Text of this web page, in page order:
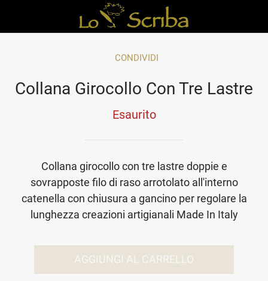
CONDIVIDI
Collana Girocollo Con Tre Lastre
Esaurito
Collana girocollo con tre lastre doppie e
sovrapposte filo di raso arrotolato all'interno
catenella con chiusura a gancino per regolare la
lunghezza creazioni artigianali Made In Italy
AGGIUNGI AL CARRELLO